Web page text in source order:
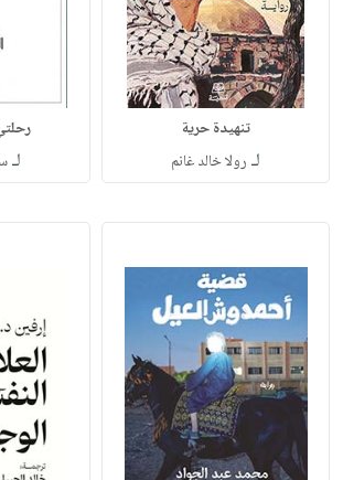
تنهيدة حرية
لـ رولا خالد غانم لـ